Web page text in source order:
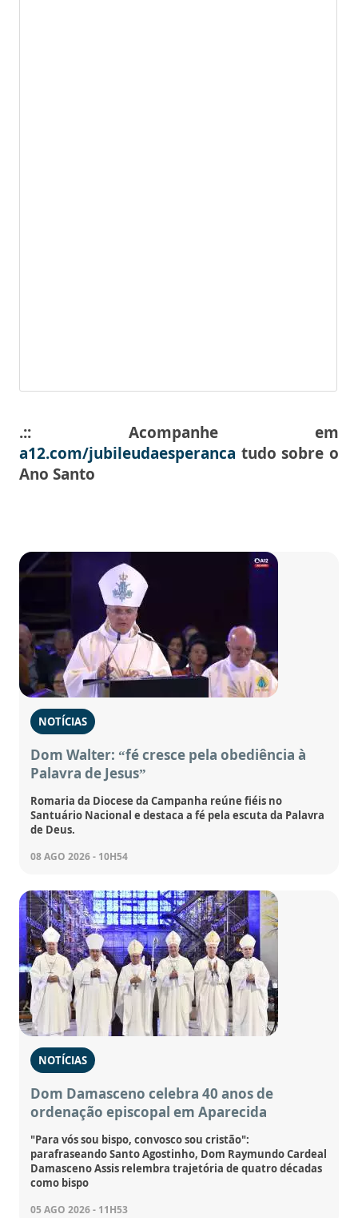
.:: Acompanhe em
a12.com/jubileudaesperanca tudo sobre o
Ano Santo
NOTÍCIAS
Dom Walter: “fé cresce pela obediência à
Palavra de Jesus”
Romaria da Diocese da Campanha reúne fiéis no
Santuário Nacional e destaca a fé pela escuta da Palavra
de Deus.
08 AGO 2026 - 10H54
NOTÍCIAS
Dom Damasceno celebra 40 anos de
ordenação episcopal em Aparecida
"Para vós sou bispo, convosco sou cristão":
parafraseando Santo Agostinho, Dom Raymundo Cardeal
Damasceno Assis relembra trajetória de quatro décadas
como bispo
05 AGO 2026 - 11H53